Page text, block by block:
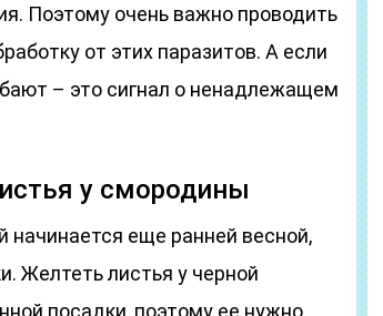
Поэтому очень важно проводить
от этих паразитов. А если
– это сигнал о ненадлежащем
у смородины
еще ранней весной,
Желтеть листья у черной
посадки, поэтому ее нужно